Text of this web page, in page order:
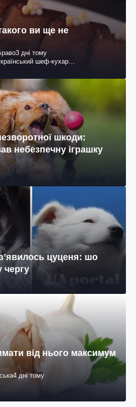
ви ще не
3 дні тому
шеф-кухар
шкоди:
небезпечну іграшку
цуценя: шо
чергу
від нього максимум
4 дні тому